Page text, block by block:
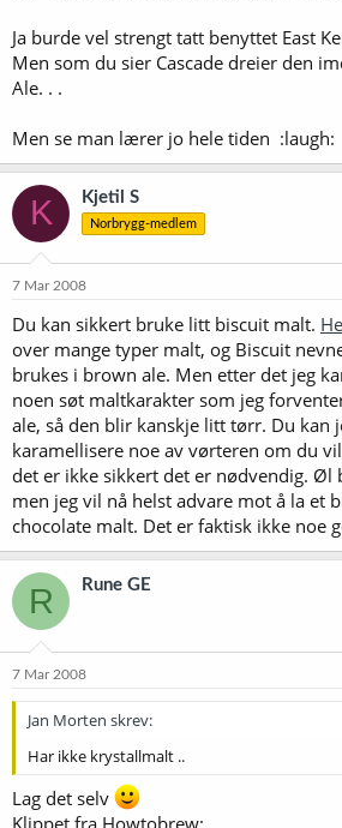
Ja burde vel strengt tatt benyttet East
Men som du sier Cascade dreier den
Ale. . .
Men se man lærer jo hele tiden :laugh:
K Kjetil S
Norbrygg-medlem
7 Mar 2008
Du kan sikkert bruke litt biscuit malt.
over mange typer malt, og Biscuit
brukes i brown ale. Men etter det jeg
noen søt maltkarakter som jeg
ale, så den blir kanskje litt tørr. Du kan
karamellisere noe av vørteren om du
det er ikke sikkert det er nødvendig. Øl
men jeg vil nå helst advare mot å la et
chocolate malt. Det er faktisk ikke noe
R Rune GE
7 Mar 2008
Jan Morten skrev:
Har ikke krystallmalt ..
Lag det selv
Klippet fra Howtobrew: